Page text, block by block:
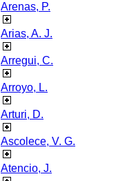
Arenas, P.
Arias, A. J.
Arregui, C.
Arroyo, L.
Arturi, D.
Ascolece, V. G.
Atencio, J.